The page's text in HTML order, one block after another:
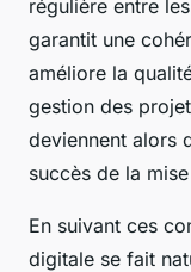
régulière entre
garantit une
améliore la
gestion des
deviennent alors
succès de la
En suivant ces
digitale se fait